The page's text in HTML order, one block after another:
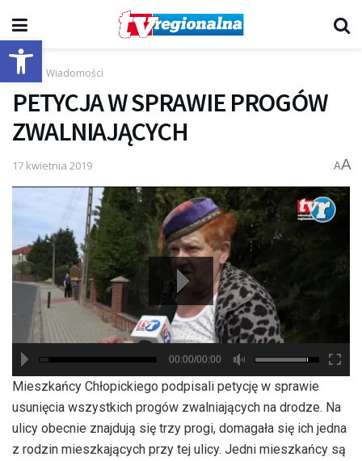
Otwórz pasek narzędzi
Start Wiadomości
PETYCJA W SPRAWIE PROGÓW
ZWALNIAJĄCYCH
17 kwietnia 2019 AA
00:00/00:00
Mieszkańcy Chłopickiego podpisali petycję w sprawie
usunięcia wszystkich progów zwalniających na drodze. Na
ulicy obecnie znajdują się trzy progi, domagała się ich jedna
z rodzin mieszkających przy tej ulicy. Jedni mieszkańcy są